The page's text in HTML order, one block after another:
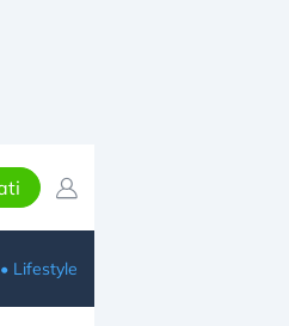
• Lifestyle